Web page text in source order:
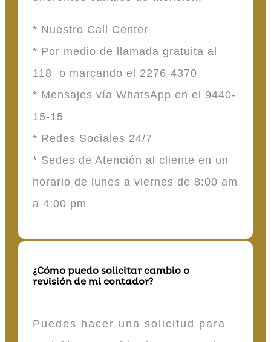
* Nuestro Call Center
* Por medio de llamada gratuita al
118 o marcando el 2276-4370
* Mensajes vía WhatsApp en el 9440-
15-15
* Redes Sociales 24/7
* Sedes de Atención al cliente en un
horario de lunes a viernes de 8:00 am
a 4:00 pm
¿Cómo puedo solicitar cambio o
revisión de mi contador?
Puedes hacer una solicitud para